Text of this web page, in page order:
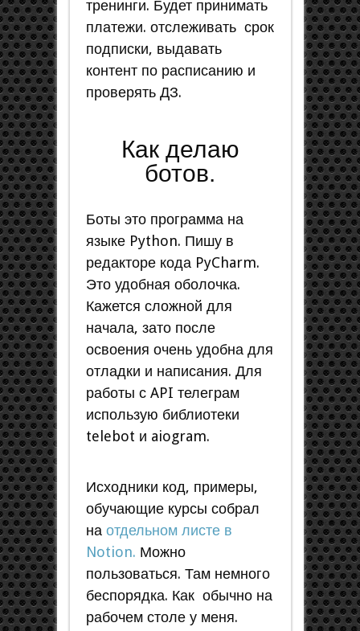
тренинги. Будет принимать
платежи. отслеживать срок
подписки, выдавать
контент по расписанию и
проверять ДЗ.
Как делаю
ботов.
Боты это программа на
языке Python. Пишу в
редакторе кода PyCharm.
Это удобная оболочка.
Кажется сложной для
начала, зато после
освоения очень удобна для
отладки и написания. Для
работы с API телеграм
использую библиотеки
telebot и aiogram.
Исходники код, примеры,
обучающие курсы собрал
на отдельном листе в
Notion. Можно
пользоваться. Там немного
беспорядка. Как обычно на
рабочем столе у меня.